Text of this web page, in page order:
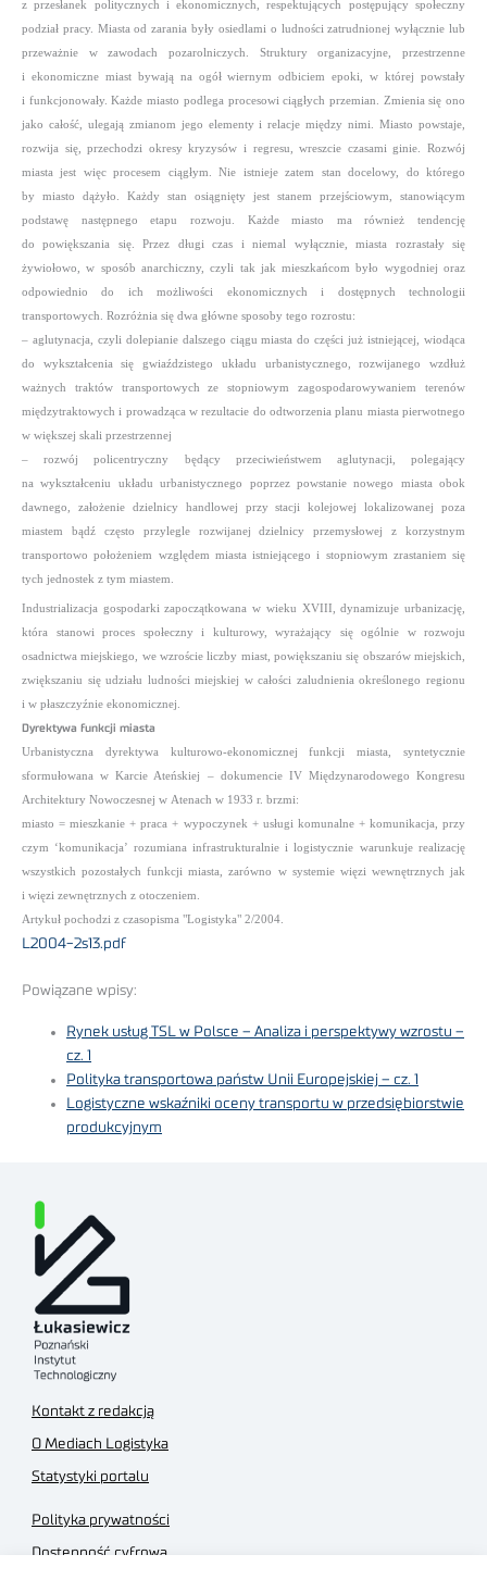
z przesłanek politycznych i ekonomicznych, respek­tujących postępujący społeczny
podział pracy. Miasta od zarania były osiedlami o ludności zatrudnionej wyłącznie lub
przeważnie w zawo­dach pozarolniczych. Struktury organizacyjne, prze­strzenne
i ekono­miczne miast bywają na ogół wiernym odbiciem epoki, w której po­wstały
i funkcjonowały.Każde miasto podlega procesowi ciągłych przemian. Zmienia się ono
jako całość, ulegają zmianom jego elementy i relacje między nimi. Miasto powstaje,
rozwija się, przechodzi okresy kryzysów i regresu, wreszcie czasami ginie. Rozwój
miasta jest więc procesem ciągłym. Nie istnieje zatem stan docelowy, do którego
by miasto dążyło. Każ­dy stan osiągnięty jest stanem przejściowym, stanowiącym
podstawę następnego etapu rozwoju. Każde miasto ma również tendencję
do powiększania się. Przez długi czas i niemal wyłącznie, miasta rozrastały się
żywiołowo, w sposób anarchiczny, czyli tak jak mieszkańcom było wygodniej oraz
odpowiednio do ich możliwości ekonomicznych i dostępnych technologii
transportowych. Rozróżnia się dwa główne sposoby tego rozrostu:
– aglutynacja, czyli dolepianie dalszego ciągu miasta do części już istniejącej, wiodąca
do wykształcenia się gwiaździstego układu urbanistycznego, rozwijanego wzdłuż
ważnych traktów transportowych ze stopniowym zagospodarowywaniem terenów
międzytraktowych i prowadząca w rezultacie do odtworzenia planu miasta pierwotnego
w większej skali przestrzennej
– rozwój policentryczny będący przeciwieństwem aglutynacji, polegający
na wykształceniu układu urbanistycznego poprzez powstanie nowego miasta obok
dawnego, założenie dzielnicy handlowej przy stacji kolejowej lokalizowanej poza
miastem bądź często przylegle rozwijanej dzielnicy przemysłowej z korzystnym
transportowo położeniem względem miasta istniejącego i stopniowym zrastaniem się
tych jednostek z tym miastem.
Industrializacja gospodarki zapoczątkowana w wieku XVIII, dynamizuje urbanizację,
która stanowi proces społeczny i kulturowy, wyrażający się ogólnie w rozwoju
osadnictwa miejskiego, we wzroście liczby miast, powiększaniu się obszarów miejskich,
zwiększaniu się udziału ludności miejskiej w całości za­ludnienia określonego re­gionu
i w płaszczyźnie ekonomicznej.
Dyrektywa funkcji miasta
Urbanistyczna dyrektywa kulturowo-ekonomicznej funkcji miasta, syntetycznie
sformułowana w Karcie Ateń­skiej – dokumencie IV Międzynarodowego Kongresu
Architektury Nowoczesnej w Atenach w 1933 r. brzmi:
miasto = mieszkanie + praca + wypoczynek + usługi komunalne + komunikacja, przy
czym ‘komunikacja’ rozumiana infrastrukturalnie i logistycznie warunkuje realizację
wszystkich pozostałych funkcji miasta, zarówno w systemie więzi wewnętrznych jak
i więzi zewnętrznych z otoczeniem.
Artykuł pochodzi z czasopisma "Logistyka" 2/2004.
L2004-2s13.pdf
Powiązane wpisy:
Rynek usług TSL w Polsce – Analiza i perspektywy wzrostu –
cz. 1
Polityka transportowa państw Unii Europejskiej – cz. 1
Logistyczne wskaźniki oceny transportu w przedsiębiorstwie
produkcyjnym
Kontakt z redakcją
O Mediach Logistyka
Statystyki portalu
Polityka prywatności
Dostępność cyfrowa